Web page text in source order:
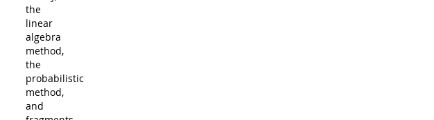
the
linear
algebra
method,
the
probabilistic
method,
and